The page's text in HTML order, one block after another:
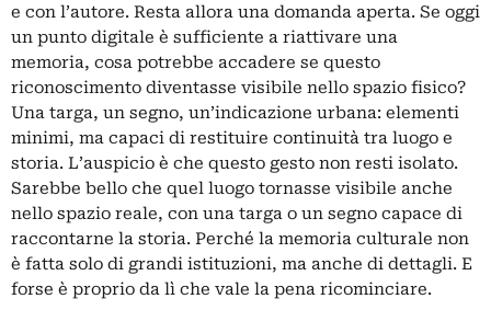
e con l’autore. Resta allora una domanda aperta. Se oggi
un punto digitale è sufficiente a riattivare una
memoria, cosa potrebbe accadere se questo
riconoscimento diventasse visibile nello spazio fisico?
Una targa, un segno, un’indicazione urbana: elementi
minimi, ma capaci di restituire continuità tra luogo e
storia. L’auspicio è che questo gesto non resti isolato.
Sarebbe bello che quel luogo tornasse visibile anche
nello spazio reale, con una targa o un segno capace di
raccontarne la storia. Perché la memoria culturale non
è fatta solo di grandi istituzioni, ma anche di dettagli. E
forse è proprio da lì che vale la pena ricominciare.